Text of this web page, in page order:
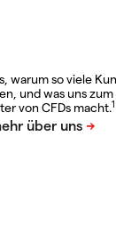
warum so viele
und was uns
von CFDs macht.1